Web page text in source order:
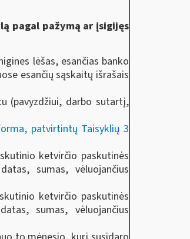
pagal pažymą ar įsigijęs
lėšas, esančias banko
esančių sąskaitų išrašais
(pavyzdžiui, darbo sutartį,
patvirtintų Taisyklių 3
ketvirčio paskutinės
sumas, vėluojančius
ketvirčio paskutinės
sumas, vėluojančius